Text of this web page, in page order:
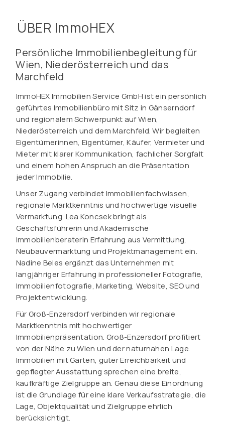
ÜBER ImmoHEX
Persönliche Immobilienbegleitung für
Wien, Niederösterreich und das
Marchfeld
ImmoHEX Immobilien Service GmbH ist ein persönlich
geführtes Immobilienbüro mit Sitz in Gänserndorf
und regionalem Schwerpunkt auf Wien,
Niederösterreich und dem Marchfeld. Wir begleiten
Eigentümerinnen, Eigentümer, Käufer, Vermieter und
Mieter mit klarer Kommunikation, fachlicher Sorgfalt
und einem hohen Anspruch an die Präsentation
jeder Immobilie.
Unser Zugang verbindet Immobilienfachwissen,
regionale Marktkenntnis und hochwertige visuelle
Vermarktung. Lea Koncsek bringt als
Geschäftsführerin und Akademische
Immobilienberaterin Erfahrung aus Vermittlung,
Neubauvermarktung und Projektmanagement ein.
Nadine Beles ergänzt das Unternehmen mit
langjähriger Erfahrung in professioneller Fotografie,
Immobilienfotografie, Marketing, Website, SEO und
Projektentwicklung.
Für Groß-Enzersdorf verbinden wir regionale
Marktkenntnis mit hochwertiger
Immobilienpräsentation. Groß-Enzersdorf profitiert
von der Nähe zu Wien und der naturnahen Lage.
Immobilien mit Garten, guter Erreichbarkeit und
gepflegter Ausstattung sprechen eine breite,
kaufkräftige Zielgruppe an. Genau diese Einordnung
ist die Grundlage für eine klare Verkaufsstrategie, die
Lage, Objektqualität und Zielgruppe ehrlich
berücksichtigt.